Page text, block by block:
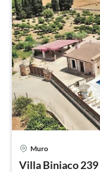
Muro
Villa Biniaco